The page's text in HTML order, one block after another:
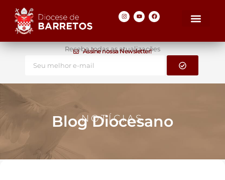
Assine nossa Newsletter!
Receba todas as atualizações
NOTÍCIAS
Blog Diocesano